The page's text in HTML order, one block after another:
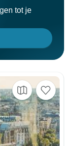
tot je